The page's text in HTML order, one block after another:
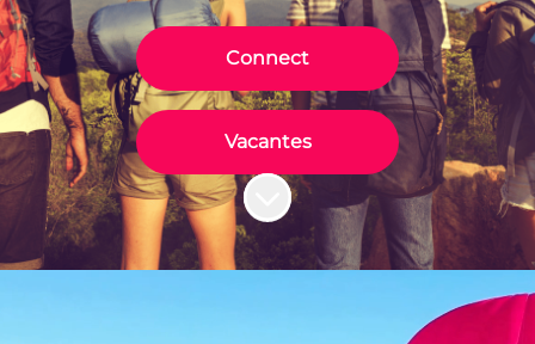
Connect
Vacantes
Más contenido